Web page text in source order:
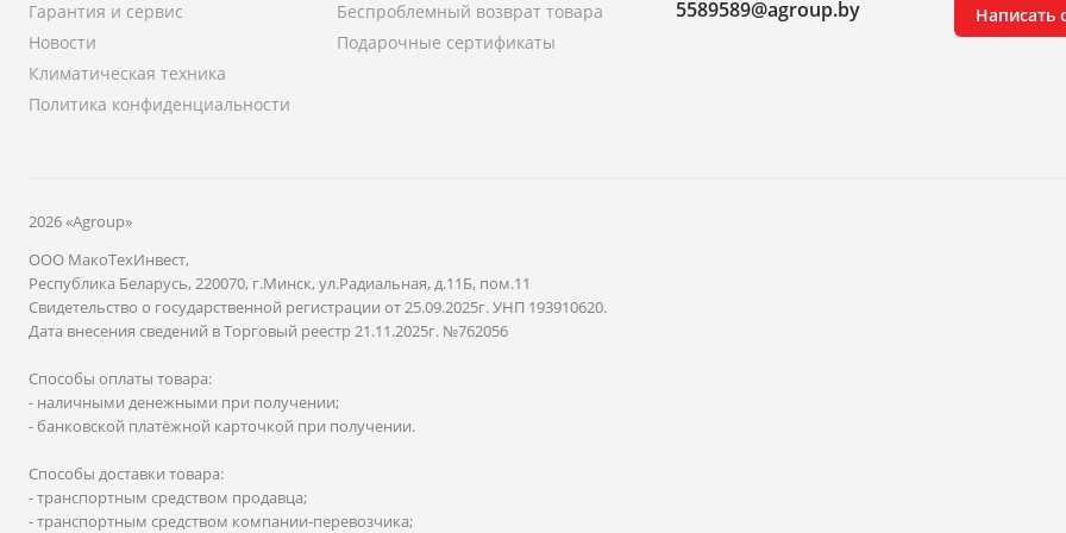
Гарантия и сервис
Новости
Климатическая техника
Политика конфиденциальности
Беспроблемный возврат товара
Подарочные сертификаты
5589589@agroup.by
Написать
2026 «Agroup»
ООО МакоТехИнвест,
Республика Беларусь, 220070, г.Минск, ул.Радиальная, д.11Б, пом.11
Свидетельство о государственной регистрации от 25.09.2025г. УНП 193910620.
Дата внесения сведений в Торговый реестр 21.11.2025г. №762056
Способы оплаты товара:
- наличными денежными при получении;
- банковской платёжной карточкой при получении.
Способы доставки товара:
- транспортным средством продавца;
- транспортным средством компании-перевозчика;